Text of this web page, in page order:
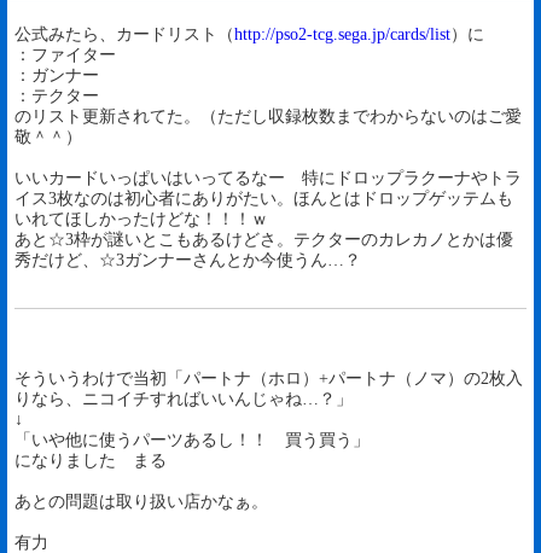
公式みたら、カードリスト（http://pso2-tcg.sega.jp/cards/list）に
：ファイター
：ガンナー
：テクター
のリスト更新されてた。（ただし収録枚数までわからないのはご愛
敬＾＾）
いいカードいっぱいはいってるなー 特にドロップラクーナやトラ
イス3枚なのは初心者にありがたい。ほんとはドロップゲッテムも
いれてほしかったけどな！！！ｗ
あと☆3枠が謎いとこもあるけどさ。テクターのカレカノとかは優
秀だけど、☆3ガンナーさんとか今使うん…？
そういうわけで当初「パートナ（ホロ）+パートナ（ノマ）の2枚入
りなら、ニコイチすればいいんじゃね…？」
↓
「いや他に使うパーツあるし！！ 買う買う」
になりました まる
あとの問題は取り扱い店かなぁ。
有力